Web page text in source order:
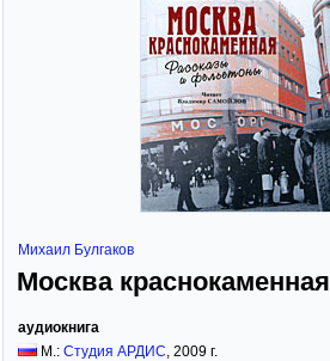
Михаил Булгаков
Москва краснокаменная
аудиокнига
М.: Студия АРДИС, 2009 г.